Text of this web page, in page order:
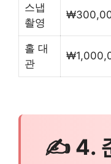
스냅
촬영
홀 대
관
✍ 4.